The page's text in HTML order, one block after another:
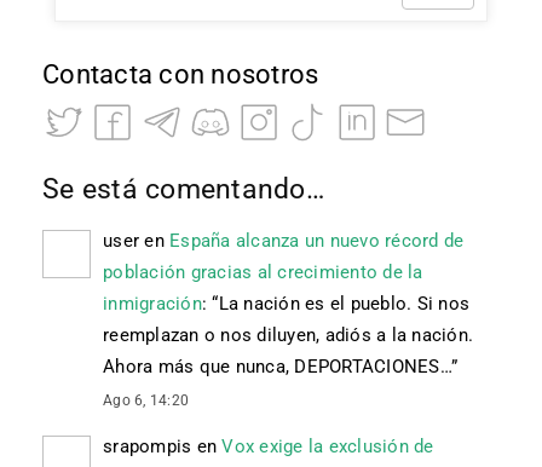
Contacta con nosotros
Se está comentando…
user en España alcanza un nuevo récord de
población gracias al crecimiento de la
inmigración: “La nación es el pueblo. Si nos
reemplazan o nos diluyen, adiós a la nación.
Ahora más que nunca, DEPORTACIONES…”
Ago 6, 14:20
srapompis enVox exige la exclusión de